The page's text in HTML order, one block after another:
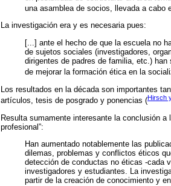
una asamblea de socios, llevada a cabo
La investigación era y es necesaria pues:
[...] ante el hecho de que la escuela no
de sujetos sociales (investigadores,
dirigentes de padres de familia, etc.)
de mejorar la formación ética en la
Los resultados en la década son importantes
artículos, tesis de posgrado y ponencias (Hirsch
Resulta sumamente interesante la conclusión
profesional”:
Han aumentado notablemente las
dilemas, problemas y conflictos éticos
detección de conductas no éticas -cada
investigadores y estudiantes. La
partir de la creación de conocimiento y